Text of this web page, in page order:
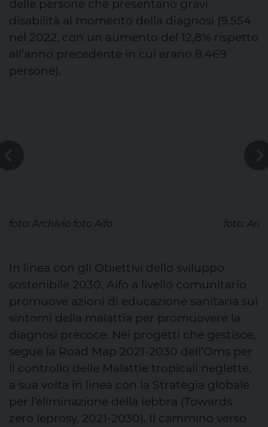
delle persone che presentano gravi
disabilità al momento della diagnosi (9.554
nel 2022, con un aumento del 12,8% rispetto
all’anno precedente in cui erano 8.469
persone).
foto: Archivio foto Aifo foto:
In linea con gli Obiettivi dello sviluppo
sostenibile 2030, Aifo a livello comunitario
promuove azioni di educazione sanitaria sui
sintomi della malattia per promuovere la
diagnosi precoce. Nei progetti che gestisce,
segue la Road Map 2021-2030 dell’Oms per
il controllo delle Malattie tropicali neglette,
a sua volta in linea con la Strategia globale
per l’eliminazione della lebbra (Towards
zero leprosy, 2021-2030). Il cammino verso